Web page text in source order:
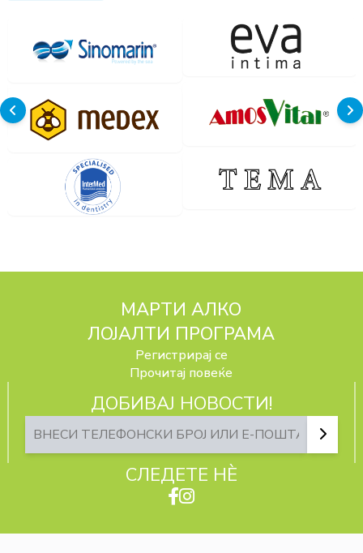
МАРТИ АЛКО
ЛОЈАЛТИ ПРОГРАМА
Регистрирај се
Прочитај повеќе
ДОБИВАЈ НОВОСТИ!
СЛЕДЕТЕ НЀ